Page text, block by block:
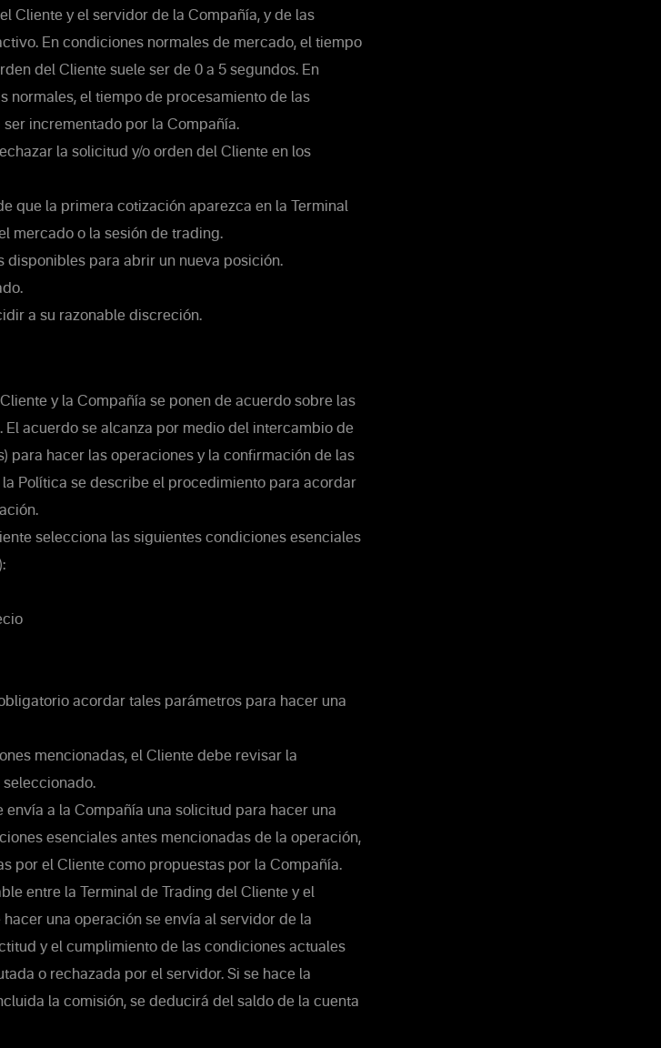
Cliente y el servidor de la Compañía, y de las
En condiciones normales de mercado, el tiempo
del Cliente suele ser de 0 a 5 segundos. En
normales, el tiempo de procesamiento de las
incrementado por la Compañía.
la solicitud y/o orden del Cliente en los
que la primera cotización aparezca en la Terminal
mercado o la sesión de trading.
disponibles para abrir un nueva posición.
a su razonable discreción.
y la Compañía se ponen de acuerdo sobre las
acuerdo se alcanza por medio del intercambio de
para hacer las operaciones y la confirmación de las
Política se describe el procedimiento para acordar
selecciona las siguientes condiciones esenciales
acordar tales parámetros para hacer una
mencionadas, el Cliente debe revisar la
envía a la Compañía una solicitud para hacer una
esenciales antes mencionadas de la operación,
por el Cliente como propuestas por la Compañía.
entre la Terminal de Trading del Cliente y el
una operación se envía al servidor de la
y el cumplimiento de las condiciones actuales
o rechazada por el servidor. Si se hace la
la comisión, se deducirá del saldo de la cuenta